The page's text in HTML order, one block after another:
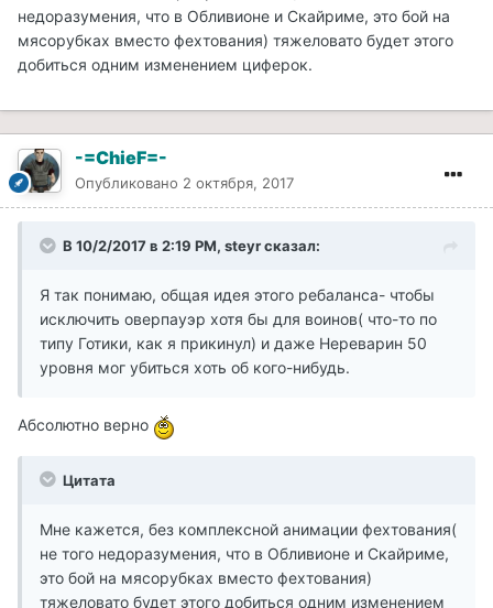
недоразумения, что в Обливионе и Скайриме, это бой на
мясорубках вместо фехтования) тяжеловато будет этого
добиться одним изменением циферок.
-=ChieF=-
Опубликовано 2 октября, 2017
В 10/2/2017 в 2:19 PM, steyr сказал:
Я так понимаю, общая идея этого ребаланса- чтобы
исключить оверпауэр хотя бы для воинов( что-то по
типу Готики, как я прикинул) и даже Нереварин 50
уровня мог убиться хоть об кого-нибудь.
Абсолютно верно
Цитата
Мне кажется, без комплексной анимации фехтования(
не того недоразумения, что в Обливионе и Скайриме,
это бой на мясорубках вместо фехтования)
тяжеловато будет этого добиться одним изменением